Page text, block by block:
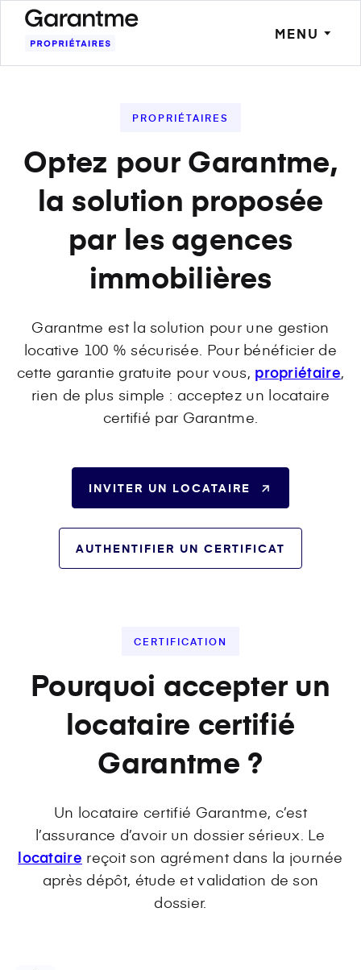
MENU
PROPRIÉTAIRES
Optez pour Garantme,
la solution proposée
par les agences
immobilières
Garantme est la solution pour une gestion
locative 100 % sécurisée. Pour bénéficier de
cette garantie gratuite pour vous, propriétaire,
rien de plus simple : acceptez un locataire
certifié par Garantme.
INVITER UN LOCATAIRE
AUTHENTIFIER UN CERTIFICAT
CERTIFICATION
Pourquoi accepter un
locataire certifié
Garantme ?
Un locataire certifié Garantme, c’est
l’assurance d’avoir un dossier sérieux. Le
locataire reçoit son agrément dans la journée
après dépôt, étude et validation de son
dossier.